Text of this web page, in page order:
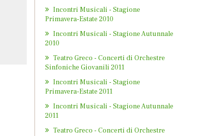
Incontri Musicali - Stagione
Primavera-Estate 2010
Incontri Musicali - Stagione Autunnale
2010
Teatro Greco - Concerti di Orchestre
Sinfoniche Giovanili 2011
Incontri Musicali - Stagione
Primavera-Estate 2011
Incontri Musicali - Stagione Autunnale
2011
Teatro Greco - Concerti di Orchestre